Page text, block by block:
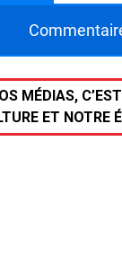
MÉDIAS,
ET NOTRE